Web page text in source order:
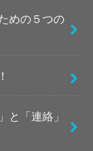
めの５つの
と「連絡」